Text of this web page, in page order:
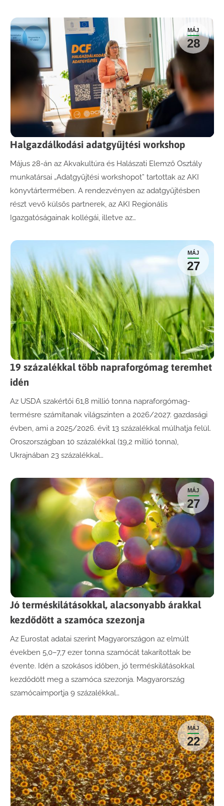
MÁJ
28
Halgazdálkodási adatgyűjtési workshop
Május 28-án az Akvakultúra és Halászati Elemző Osztály
munkatársai „Adatgyűjtési workshopot” tartottak az AKI
könyvtártermében. A rendezvényen az adatgyűjtésben
részt vevő külsős partnerek, az AKI Regionális
Igazgatóságainak kollégái, illetve az…
MÁJ
27
19 százalékkal több napraforgómag teremhet
idén
Az USDA szakértői 61,8 millió tonna napraforgómag-
termésre számítanak világszinten a 2026/2027. gazdasági
évben, ami a 2025/2026. évit 13 százalékkal múlhatja felül.
Oroszországban 10 százalékkal (19,2 millió tonna),
Ukrajnában 23 százalékkal…
MÁJ
27
Jó terméskilátásokkal, alacsonyabb árakkal
kezdődött a szamóca szezonja
Az Eurostat adatai szerint Magyarországon az elmúlt
években 5,0–7,7 ezer tonna szamócát takarítottak be
évente. Idén a szokásos időben, jó terméskilátásokkal
kezdődött meg a szamóca szezonja. Magyarország
szamócaimportja 9 százalékkal…
MÁJ
22